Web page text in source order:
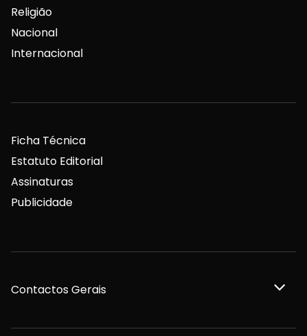
Religião
Nacional
Internacional
Ficha Técnica
Estatuto Editorial
Assinaturas
Publicidade
Contactos Gerais